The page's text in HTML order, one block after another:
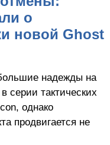
о
новой Ghost
надежды на
тактических
однако
продвигается не